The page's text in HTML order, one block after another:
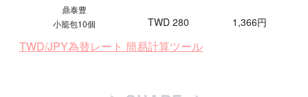
鼎泰豊
小籠包10個
TWD 280 1,366円
TWD/JPY為替レート 簡易計算ツール